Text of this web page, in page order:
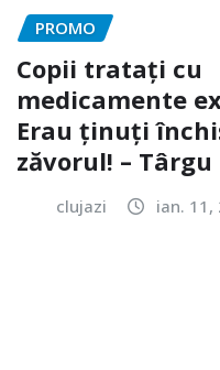
PROMO
Copii tratați cu
medicamente
Erau ținuți
zăvorul! – Târgu
clujazi ian. 11,